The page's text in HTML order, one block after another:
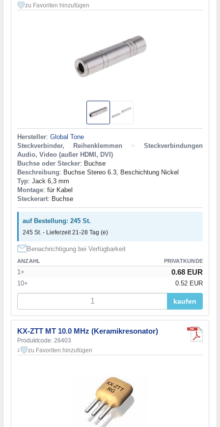
zu Favoriten hinzufügen
Hersteller: Global Tone
Steckverbinder, Reihenklemmen
>
Steckverbindungen
Audio, Video (außer HDMI, DVI)
Buchse oder Stecker: Buchse
Beschreibung: Buchse Stereo 6.3, Beschichtung Nickel
Typ: Jack 6,3 mm
Montage: für Kabel
Steckerart: Buchse
auf Bestellung: 245 St.
245 St. - Lieferzeit 21-28 Tag (e)
Benachrichtigung bei Verfügbarkeit
ANZAHL PRIVATKUNDE
1+ 0.68 EUR
10+ 0.52 EUR
kaufen
KX-ZTT MT 10.0 MHz (Keramikresonator)
Produktcode: 26403
1 zu Favoriten hinzufügen